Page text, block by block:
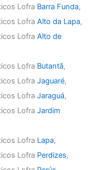
Lofra Barra Funda,
LofraAlto da Lapa,
LofraAlto de
Lofra Butantã,
LofraJaguaré,
LofraJaraguá,
LofraJardim
Lofra Lapa,
Lofra Perdizes,